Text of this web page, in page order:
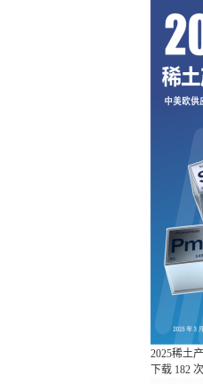
2025稀土
下载 182 次